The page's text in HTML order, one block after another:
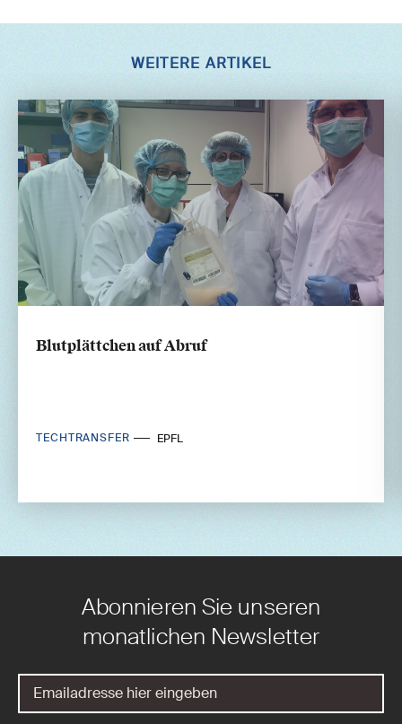
WEITERE ARTIKEL
Blutplättchen auf Abruf
TECHTRANSFER EPFL
Abonnieren Sie unseren
monatlichen Newsletter